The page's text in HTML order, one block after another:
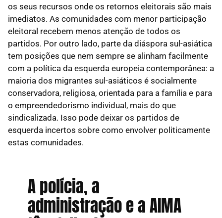
os seus recursos onde os retornos eleitorais são mais
imediatos. As comunidades com menor participação
eleitoral recebem menos atenção de todos os
partidos. Por outro lado, parte da diáspora sul-asiática
tem posições que nem sempre se alinham facilmente
com a política da esquerda europeia contemporânea: a
maioria dos migrantes sul-asiáticos é socialmente
conservadora, religiosa, orientada para a família e para
o empreendedorismo individual, mais do que
sindicalizada. Isso pode deixar os partidos de
esquerda incertos sobre como envolver politicamente
estas comunidades.
A polícia, a
administração e a AIMA